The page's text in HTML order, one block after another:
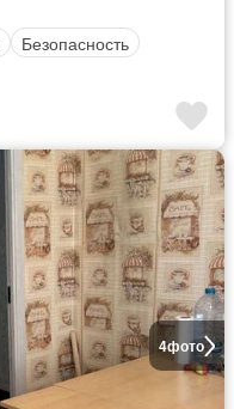
Безопасность
4фото